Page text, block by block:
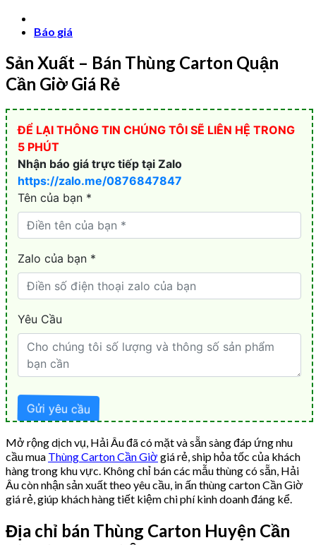
Báo giá
Sản Xuất – Bán Thùng Carton Quận
Cần Giờ Giá Rẻ
Mở rộng dịch vụ, Hải Âu đã có mặt và sẵn sàng đáp ứng nhu
cầu mua Thùng Carton Cần Giờ giá rẻ, ship hỏa tốc của khách
hàng trong khu vực. Không chỉ bán các mẫu thùng có sẵn, Hải
Âu còn nhận sản xuất theo yêu cầu, in ấn thùng carton Cần Giờ
giá rẻ, giúp khách hàng tiết kiệm chi phí kinh doanh đáng kể.
Địa chỉ bán Thùng Carton Huyện Cần